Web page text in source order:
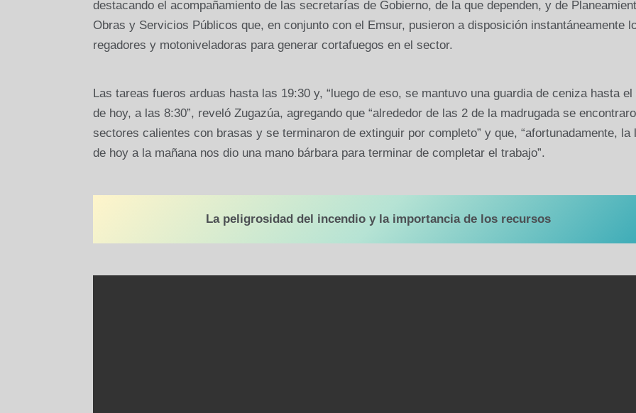
destacando el acompañamiento de las secretarías de Gobierno, de la que dependen, y de
Obras y Servicios Públicos que, en conjunto con el Emsur, pusieron a disposición instantáneamente
regadores y motoniveladoras para generar cortafuegos en el sector.
Las tareas fueros arduas hasta las 19:30 y, “luego de eso, se mantuvo una guardia de ceniza hasta el
de hoy, a las 8:30”, reveló Zugazúa, agregando que “alrededor de las 2 de la madrugada se
sectores calientes con brasas y se terminaron de extinguir por completo” y que, “afortunadamente, la
de hoy a la mañana nos dio una mano bárbara para terminar de completar el trabajo”.
La peligrosidad del incendio y la importancia de los recursos